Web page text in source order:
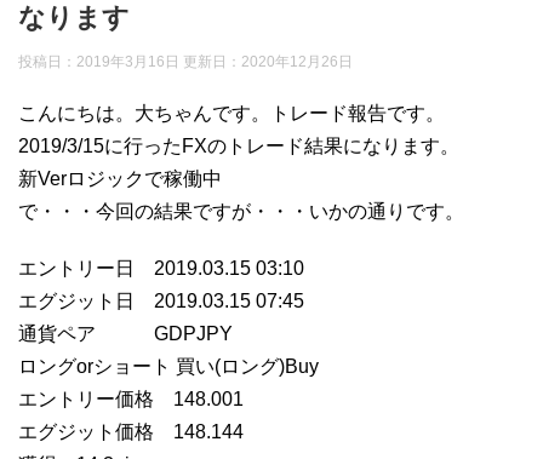
なります
投稿日：2019年3月16日 更新日： 2020年12月26日
こんにちは。大ちゃんです。トレード報告です。
2019/3/15に行ったFXのトレード結果になります。
新Verロジックで稼働中
で・・・今回の結果ですが・・・いかの通りです。
エントリー日 2019.03.15 03:10
エグジット日 2019.03.15 07:45
通貨ペア GDPJPY
ロングorショート 買い(ロング)Buy
エントリー価格 148.001
エグジット価格 148.144